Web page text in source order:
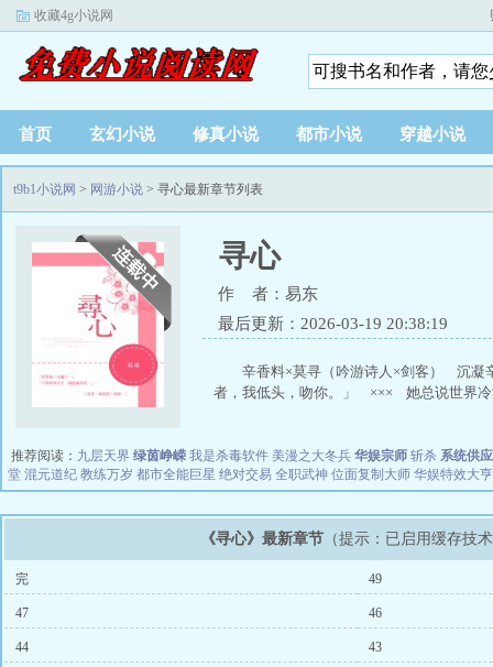
收藏4g小说网
首页 玄幻小说 修真小说 都市小说 穿越小说
t9b1小说网 > 网游小说 > 寻心最新章节列表
寻心
作 者：易东
最后更新：2026-03-19 20:38:19
辛香料×莫寻（吟游诗人×剑客） 沉
者，我低头，吻你。」 ××× 她总说世界
推荐阅读： 九层天界 绿茵峥嵘 我是杀毒软件 美漫之大冬兵 华娱宗师 斩杀 系统供
堂 混元道纪 教练万岁 都市全能巨星 绝对交易 全职武神 位面复制大师 华娱特效大亨
《寻心》最新章节 （提示：已启用缓存技
完 49
47 46
44 43